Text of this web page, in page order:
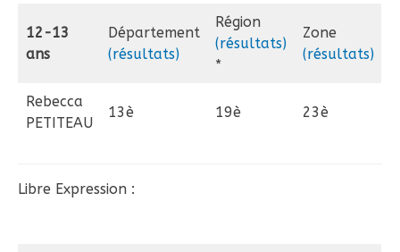
12-13
ans
Département
(résultats)
Région
(résultats)
*
Zone
(résultats)
Rebecca
PETITEAU
13è 19è 23è
Libre Expression :